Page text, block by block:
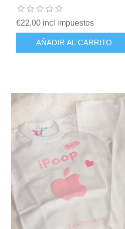
€22,00 incl impuestos
AÑADIR AL CARRITO